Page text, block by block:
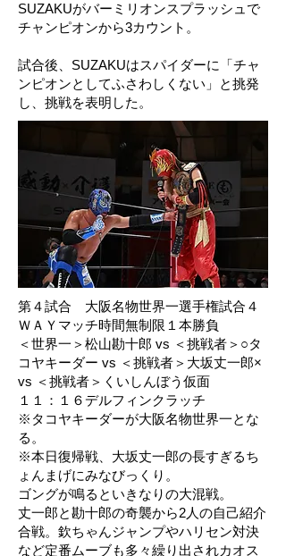
SUZAKUがバーミリオンスプラッシュで
チャンピオンから3カウント。
試合後、SUZAKUはスパイダーに「チャ
ンピオンとしてふさわしくない」と挑発
し、挑戦を表明した。
第４試合 大阪名物世界一選手権試合４
ＷＡＹマッチ時間無制限１本勝負
＜世界一＞松山勘十郎 vs ＜挑戦者＞○タ
コヤキーダー vs ＜挑戦者＞大坂丈一郎×
vs ＜挑戦者＞くいしんぼう仮面
１１：１６デルフィンクラッチ
※タコヤキーダーが大阪名物世界一とな
る。
※本日復帰戦、大坂丈一郎の長すぎるち
ょんまげにみなびっくり。
ゴングが鳴るといきなりの大混戦。
丈一郎と勘十郎の奇襲から2人の自己紹介
合戦。欽ちゃんジャンプやハリセン対決
など定番ムーブも多々繰り出されカオス